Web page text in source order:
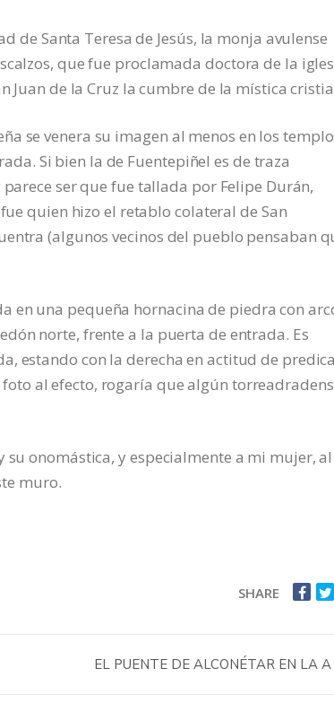
de Santa Teresa de Jesús, la monja avulense
que fue proclamada doctora de la
Juan de la Cruz la cumbre de la mística
se venera su imagen al menos en los
Si bien la de Fuentepiñel es de traza
ser que fue tallada por Felipe Durán,
quien hizo el retablo colateral de San
(algunos vecinos del pueblo pensaban
en una pequeña hornacina de piedra con
norte, frente a la puerta de entrada. Es
estando con la derecha en actitud de
al efecto, rogaría que algún
onomástica, y especialmente a mi mujer, al
muro.
SHARE
EL PUENTE DE ALCONÉTAR EN LA